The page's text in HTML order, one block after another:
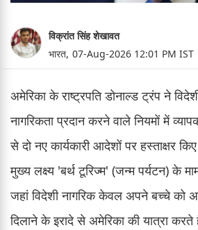
विक्रांत सिंह शेखावत
भारत, 07-Aug-2026 12:01 PM IST
अमेरिका के राष्ट्रपति डोनाल्ड ट्रंप ने
नागरिकता प्रदान करने वाले नियमों में
से दो नए कार्यकारी आदेशों पर हस्ताक्षर
मुख्य लक्ष्य 'बर्थ टूरिज्म' (जन्म पर्यटन) के
जहां विदेशी नागरिक केवल अपने बच्चे को
दिलाने के इरादे से अमेरिका की यात्रा करते